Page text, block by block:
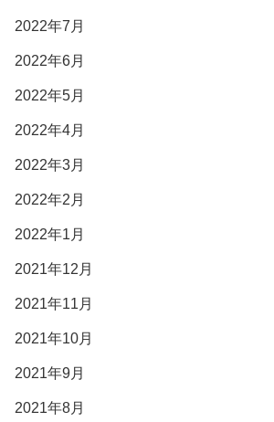
2022年7月
2022年6月
2022年5月
2022年4月
2022年3月
2022年2月
2022年1月
2021年12月
2021年11月
2021年10月
2021年9月
2021年8月